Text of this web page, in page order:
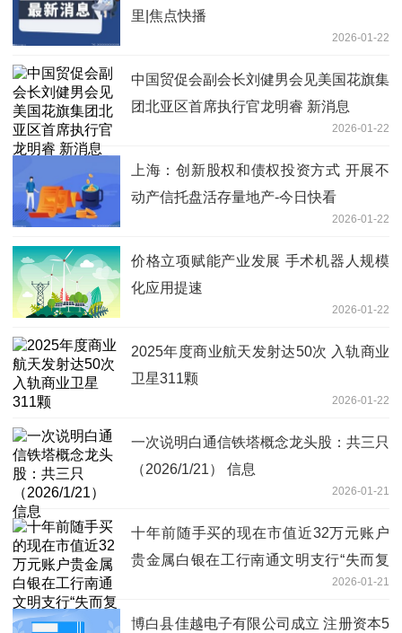
里|焦点快播
2026-01-22
中国贸促会副会长刘健男会见美国花旗集
团北亚区首席执行官龙明睿 新消息
2026-01-22
上海：创新股权和债权投资方式 开展不
动产信托盘活存量地产-今日快看
2026-01-22
价格立项赋能产业发展 手术机器人规模
化应用提速
2026-01-22
2025年度商业航天发射达50次 入轨商业
卫星311颗
2026-01-22
一次说明白通信铁塔概念龙头股：共三只
（2026/1/21） 信息
2026-01-21
十年前随手买的现在市值近32万元账户
贵金属白银在工行南通文明支行“失而复
2026-01-21
博白县佳越电子有限公司成立 注册资本5